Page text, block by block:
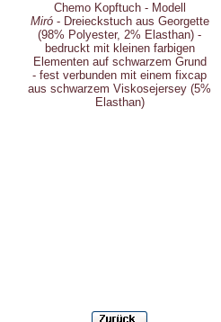
Chemo Kopftuch - Modell
Miró - Dreieckstuch aus Georgette
(98% Polyester, 2% Elasthan) -
bedruckt mit kleinen farbigen
Elementen auf schwarzem Grund
- fest verbunden mit einem fixcap
aus schwarzem Viskosejersey (5%
Elasthan)